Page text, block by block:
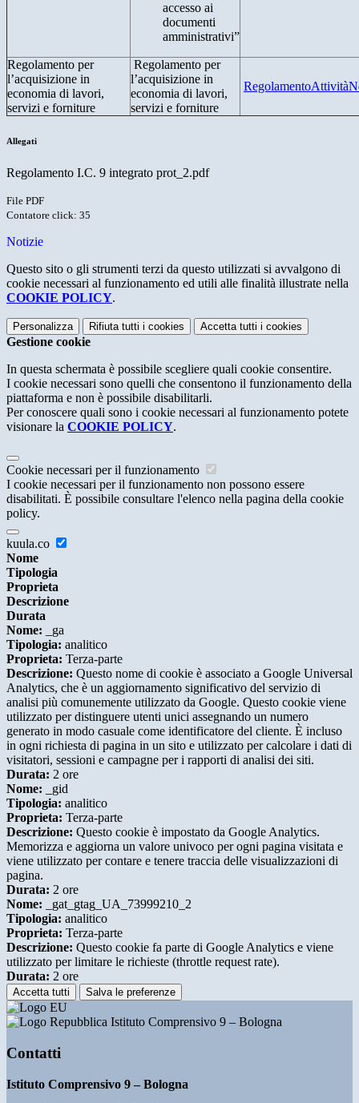
accesso ai
documenti
amministrativi”
Regolamento per
l’acquisizione in
economia di lavori,
servizi e forniture
Regolamento per
l’acquisizione in
economia di lavori,
servizi e forniture
Allegati
Regolamento I.C. 9 integrato prot_2.pdf
File PDF
Contatore click: 35
Notizie
Questo sito o gli strumenti terzi da questo utilizzati si avvalgono di
cookie necessari al funzionamento ed utili alle finalità illustrate nella
COOKIE POLICY.
Personalizza Rifiuta tutti i cookies Accetta tutti i cookies
Gestione cookie
In questa schermata è possibile scegliere quali cookie consentire.
I cookie necessari sono quelli che consentono il funzionamento della
piattaforma e non è possibile disabilitarli.
Per conoscere quali sono i cookie necessari al funzionamento potete
visionare la COOKIE POLICY.
Cookie necessari per il funzionamento
I cookie necessari per il funzionamento non possono essere
disabilitati. È possibile consultare l'elenco nella pagina della cookie
policy.
kuula.co
Nome
Tipologia
Proprieta
Descrizione
Durata
Nome: _ga
Tipologia: analitico
Proprieta: Terza-parte
Descrizione: Questo nome di cookie è associato a Google Universal
Analytics, che è un aggiornamento significativo del servizio di
analisi più comunemente utilizzato da Google. Questo cookie viene
utilizzato per distinguere utenti unici assegnando un numero
generato in modo casuale come identificatore del cliente. È incluso
in ogni richiesta di pagina in un sito e utilizzato per calcolare i dati di
visitatori, sessioni e campagne per i rapporti di analisi dei siti.
Durata: 2 ore
Nome: _gid
Tipologia: analitico
Proprieta: Terza-parte
Descrizione: Questo cookie è impostato da Google Analytics.
Memorizza e aggiorna un valore univoco per ogni pagina visitata e
viene utilizzato per contare e tenere traccia delle visualizzazioni di
pagina.
Durata: 2 ore
Nome: _gat_gtag_UA_73999210_2
Tipologia: analitico
Proprieta: Terza-parte
Descrizione: Questo cookie fa parte di Google Analytics e viene
utilizzato per limitare le richieste (throttle request rate).
Durata: 2 ore
Accetta tutti Salva le preferenze
Istituto Comprensivo 9 – Bologna
Contatti
Istituto Comprensivo 9 – Bologna